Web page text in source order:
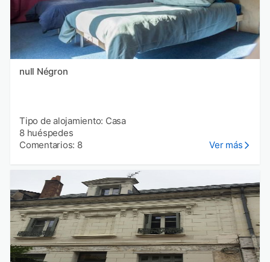
null Négron
Tipo de alojamiento: Casa
8 huéspedes
Comentarios: 8
Ver más